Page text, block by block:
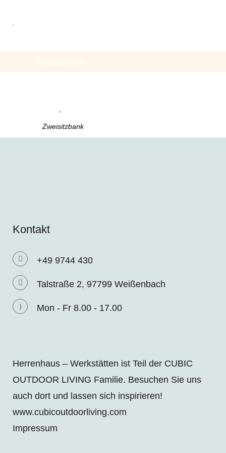
Zweisitzbank
Kontakt
+49 9744 430
Talstraße 2, 97799 Weißenbach
Mon - Fr 8.00 - 17.00
Herrenhaus – Werkstätten ist Teil der CUBIC
OUTDOOR LIVING Familie. Besuchen Sie uns
auch dort und lassen sich inspirieren!
www.cubicoutdoorliving.com
Impressum